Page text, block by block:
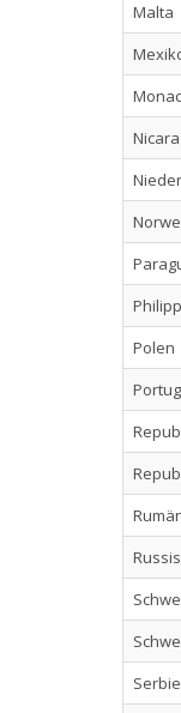
Malta
Polen